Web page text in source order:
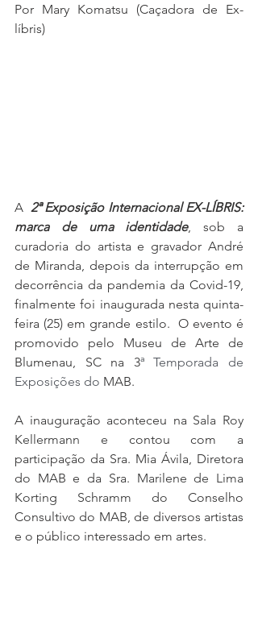
Por Mary Komatsu (Caçadora de Ex-
líbris)
A 2ª Exposição Internacional EX-LÍBRIS:
marca de uma identidade, sob a
curadoria do artista e gravador André
de Miranda, depois da interrupção em
decorrência da pandemia da Covid-19,
finalmente foi inaugurada nesta quinta-
feira (25) em grande estilo.  O evento é
promovido pelo Museu de Arte de
Blumenau, SC na 3ª Temporada de
Exposições do MAB.
A inauguração aconteceu na Sala Roy
Kellermann e contou com a
participação da Sra. Mia Ávila, Diretora
do MAB e da Sra. Marilene de Lima
Korting Schramm do Conselho
Consultivo do MAB, de diversos artistas
e o público interessado em artes.